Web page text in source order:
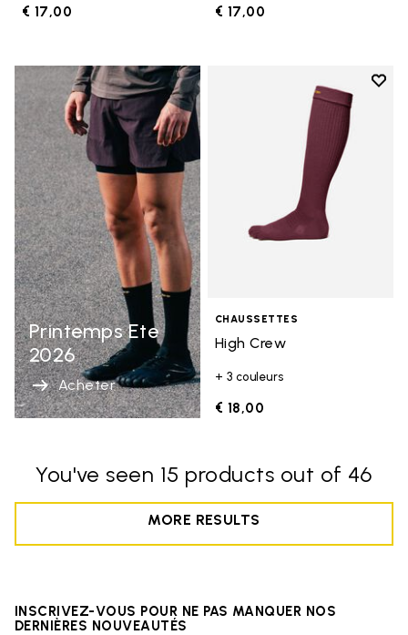
€ 17,00 € 17,00
Printemps Ete
2026
Acheter
Add
CHAUSSETTES
High Crew
+ 3 couleurs
€ 18,00
You've seen 15 products out of 46
MORE RESULTS
INSCRIVEZ-VOUS POUR NE PAS MANQUER NOS
DERNIÈRES NOUVEAUTÉS